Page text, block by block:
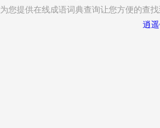
为您提供在线成语词典查询让您方便的查
逍